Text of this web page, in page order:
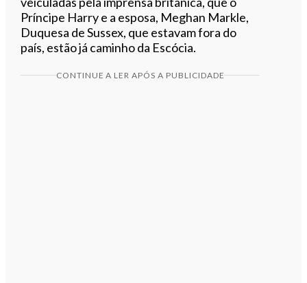
Príncipe Harry e a esposa, Meghan Markle,
Duquesa de Sussex, que estavam fora do
país, estão já caminho da Escócia.
CONTINUE A LER APÓS A PUBLICIDADE